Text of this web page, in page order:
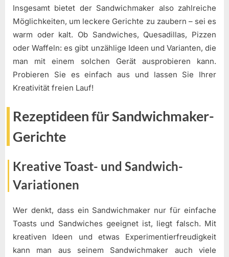
Insgesamt bietet der Sandwichmaker also zahlreiche
Möglichkeiten, um leckere Gerichte zu zaubern – sei es
warm oder kalt. Ob Sandwiches, Quesadillas, Pizzen
oder Waffeln: es gibt unzählige Ideen und Varianten, die
man mit einem solchen Gerät ausprobieren kann.
Probieren Sie es einfach aus und lassen Sie Ihrer
Kreativität freien Lauf!
Rezeptideen für Sandwichmaker-
Gerichte
Kreative Toast- und Sandwich-
Variationen
Wer denkt, dass ein Sandwichmaker nur für einfache
Toasts und Sandwiches geeignet ist, liegt falsch. Mit
kreativen Ideen und etwas Experimentierfreudigkeit
kann man aus seinem Sandwichmaker auch viele